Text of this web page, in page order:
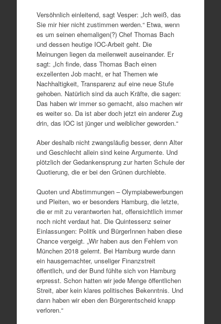
Versöhnlich einleitend, sagt Vesper: „Ich weiß, das
Sie mir hier nicht zustimmen werden.“ Etwa, wenn
es um seinen ehemaligen(?) Chef Thomas Bach
und dessen heutige IOC-Arbeit geht. Die
Meinungen liegen da meilenweit auseinander. Er
sagt: „Ich finde, dass Thomas Bach einen
exzellenten Job macht, er hat Themen wie
Nachhaltigkeit, Transparenz auf eine neue Stufe
gehoben. Natürlich sind da auch Kräfte, die sagen:
Das haben wir immer so gemacht, also machen wir
es weiter so. Da ist aber doch jetzt ein anderer Zug
drin, das IOC ist jünger und weiblicher geworden.“
Aber deshalb nicht zwangsläufig besser, denn Alter
und Geschlecht allein sind keine Argumente. Und
plötzlich der Gedankensprung zur harten Schule der
Quotierung, die er bei den Grünen durchlebte.
Quoten und Abstimmungen – Olympiabewerbungen
und Pleiten, wo er besonders Hamburg, die letzte,
die er mit zu verantworten hat, offensichtlich immer
noch nicht verdaut hat. Die Quintessenz seiner
Einlassungen: Politik und BürgerInnen haben diese
Chance vergeigt. „Wir haben aus den Fehlern von
München 2018 gelernt. Bei Hamburg wurde dann
ein hausgemachter, unseliger Finanzstreit
öffentlich, und der Bund fühlte sich von Hamburg
erpresst. Schon hatten wir jede Menge öffentlichen
Streit, aber kein klares politisches Bekenntnis. Und
dann haben wir eben den Bürgerentscheid knapp
verloren.“